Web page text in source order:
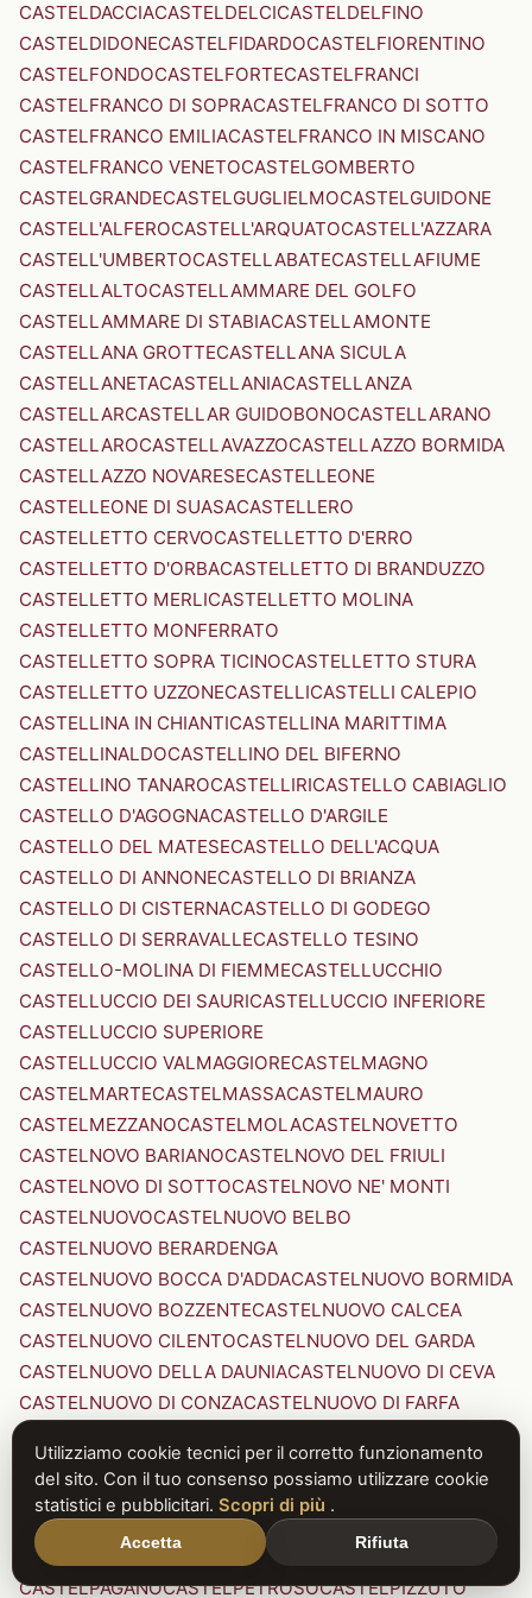
CASTELDACCIACASTELDELCICASTELDELFINO
CASTELDIDONECASTELFIDARDOCASTELFIORENTINO
CASTELFONDOCASTELFORTECASTELFRANCI
CASTELFRANCO DI SOPRACASTELFRANCO DI SOTTO
CASTELFRANCO EMILIACASTELFRANCO IN MISCANO
CASTELFRANCO VENETOCASTELGOMBERTO
CASTELGRANDECASTELGUGLIELMOCASTELGUIDONE
CASTELL'ALFEROCASTELL'ARQUATOCASTELL'AZZARA
CASTELL'UMBERTOCASTELLABATECASTELLAFIUME
CASTELLALTOCASTELLAMMARE DEL GOLFO
CASTELLAMMARE DI STABIACASTELLAMONTE
CASTELLANA GROTTECASTELLANA SICULA
CASTELLANETACASTELLANIACASTELLANZA
CASTELLARCASTELLAR GUIDOBONOCASTELLARANO
CASTELLAROCASTELLAVAZZOCASTELLAZZO BORMIDA
CASTELLAZZO NOVARESECASTELLEONE
CASTELLEONE DI SUASACASTELLERO
CASTELLETTO CERVOCASTELLETTO D'ERRO
CASTELLETTO D'ORBACASTELLETTO DI BRANDUZZO
CASTELLETTO MERLICASTELLETTO MOLINA
CASTELLETTO MONFERRATO
CASTELLETTO SOPRA TICINOCASTELLETTO STURA
CASTELLETTO UZZONECASTELLICASTELLI CALEPIO
CASTELLINA IN CHIANTICASTELLINA MARITTIMA
CASTELLINALDOCASTELLINO DEL BIFERNO
CASTELLINO TANAROCASTELLIRICASTELLO CABIAGLIO
CASTELLO D'AGOGNACASTELLO D'ARGILE
CASTELLO DEL MATESECASTELLO DELL'ACQUA
CASTELLO DI ANNONECASTELLO DI BRIANZA
CASTELLO DI CISTERNACASTELLO DI GODEGO
CASTELLO DI SERRAVALLECASTELLO TESINO
CASTELLO-MOLINA DI FIEMMECASTELLUCCHIO
CASTELLUCCIO DEI SAURICASTELLUCCIO INFERIORE
CASTELLUCCIO SUPERIORE
CASTELLUCCIO VALMAGGIORECASTELMAGNO
CASTELMARTECASTELMASSACASTELMAURO
CASTELMEZZANOCASTELMOLACASTELNOVETTO
CASTELNOVO BARIANOCASTELNOVO DEL FRIULI
CASTELNOVO DI SOTTOCASTELNOVO NE' MONTI
CASTELNUOVOCASTELNUOVO BELBO
CASTELNUOVO BERARDENGA
CASTELNUOVO BOCCA D'ADDACASTELNUOVO BORMIDA
CASTELNUOVO BOZZENTECASTELNUOVO CALCEA
CASTELNUOVO CILENTOCASTELNUOVO DEL GARDA
CASTELNUOVO DELLA DAUNIACASTELNUOVO DI CEVA
CASTELNUOVO DI CONZACASTELNUOVO DI FARFA
CASTELNUOVO DI PORTO CASTELNUOVO DON BOSCO
CASTELNUOVO MAGRACASTELNUOVO NIGRA
CASTELNUOVO PARANOCASTELNUOVO RANGONE
CASTELNUOVO SCRIVIA
CASTELNUOVO VAL DI CECINA
CASTELPAGANOCASTELPETROSOCASTELPIZZUTO
Utilizziamo cookie tecnici per il corretto funzionamento
del sito. Con il tuo consenso possiamo utilizzare cookie
statistici e pubblicitari. Scopri di più .
Accetta Rifiuta